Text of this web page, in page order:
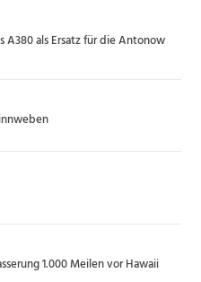
A380 als Ersatz für die Antonow
1.000 Meilen vor Hawaii